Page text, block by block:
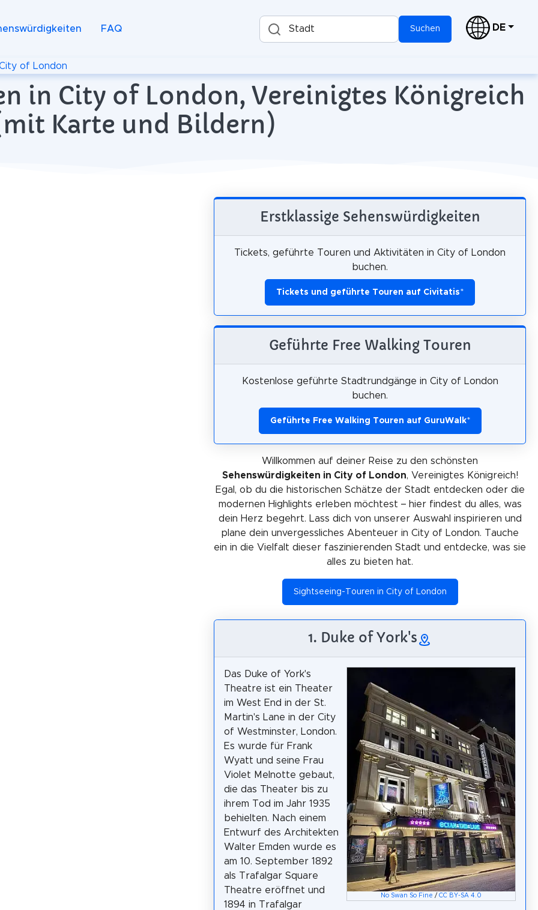
FAQ Stadt Suchen DE
of London
in City of London, Vereinigtes Königreich
Karte und Bildern)
Erstklassige Sehenswürdigkeiten
Tickets, geführte Touren und Aktivitäten in City of London
buchen.
Tickets und geführte Touren auf Civitatis*
Geführte Free Walking Touren
Kostenlose geführte Stadtrundgänge in City of London
buchen.
Geführte Free Walking Touren auf GuruWalk*
Willkommen auf deiner Reise zu den schönsten
Sehenswürdigkeiten in City of London, Vereinigtes Königreich!
Egal, ob du die historischen Schätze der Stadt entdecken oder die
modernen Highlights erleben möchtest – hier findest du alles, was
dein Herz begehrt. Lass dich von unserer Auswahl inspirieren und
plane dein unvergessliches Abenteuer in City of London. Tauche
ein in die Vielfalt dieser faszinierenden Stadt und entdecke, was sie
alles zu bieten hat.
Sightseeing-Touren in City of London
1. Duke of York's
No Swan So Fine /CC BY-SA 4.0
Das Duke of York's
Theatre ist ein Theater
im West End in der St.
Martin's Lane in der City
of Westminster, London.
Es wurde für Frank
Wyatt und seine Frau
Violet Melnotte gebaut,
die das Theater bis zu
ihrem Tod im Jahr 1935
behielten. Nach einem
Entwurf des Architekten
Walter Emden wurde es
am 10. September 1892
als Trafalgar Square
Theatre eröffnet und
1894 in Trafalgar